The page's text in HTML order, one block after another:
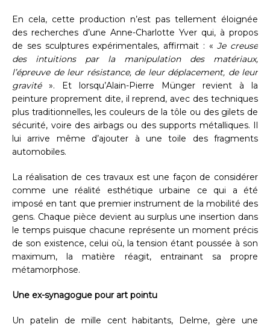
En cela, cette production n’est pas tellement éloignée
des recherches d’une Anne-Charlotte Yver qui, à propos
de ses sculptures expérimentales, affirmait : «Je creuse
des intuitions par la manipulation des matériaux,
l’épreuve de leur résistance, de leur déplacement, de leur
gravité». Et lorsqu’Alain-Pierre Münger revient à la
peinture proprement dite, il reprend, avec des techniques
plus traditionnelles, les couleurs de la tôle ou des gilets de
sécurité, voire des airbags ou des supports métalliques. Il
lui arrive même d’ajouter à une toile des fragments
automobiles.
La réalisation de ces travaux est une façon de considérer
comme une réalité esthétique urbaine ce qui a été
imposé en tant que premier instrument de la mobilité des
gens. Chaque pièce devient au surplus une insertion dans
le temps puisque chacune représente un moment précis
de son existence, celui où, la tension étant poussée à son
maximum, la matière réagit, entrainant sa propre
métamorphose.
Une ex-synagogue pour art pointu
Un patelin de mille cent habitants, Delme, gère une